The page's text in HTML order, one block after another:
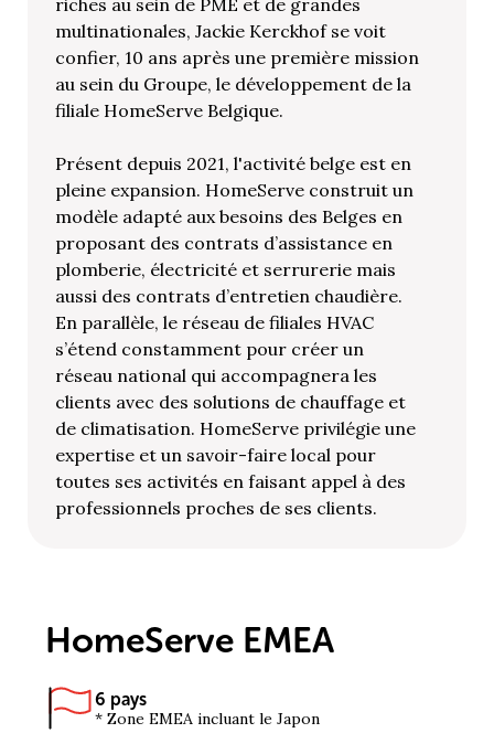
riches au sein de PME et de grandes
multinationales, Jackie Kerckhof se voit
confier, 10 ans après une première mission
au sein du Groupe, le développement de la
filiale HomeServe Belgique.
Présent depuis 2021, l'activité belge est en
pleine expansion. HomeServe construit un
modèle adapté aux besoins des Belges en
proposant des contrats d’assistance en
plomberie, électricité et serrurerie mais
aussi des contrats d’entretien chaudière.
En parallèle, le réseau de filiales HVAC
s’étend constamment pour créer un
réseau national qui accompagnera les
clients avec des solutions de chauffage et
de climatisation. HomeServe privilégie une
expertise et un savoir-faire local pour
toutes ses activités en faisant appel à des
professionnels proches de ses clients.
HomeServe EMEA
6 pays
* Zone EMEA incluant le Japon